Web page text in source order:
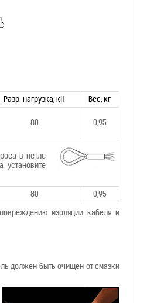
Разр. нагрузка, кН Вес, кг
80
0,95
в петле
установите
80
0,95
изоляции кабеля и
должен быть очищен от смазки